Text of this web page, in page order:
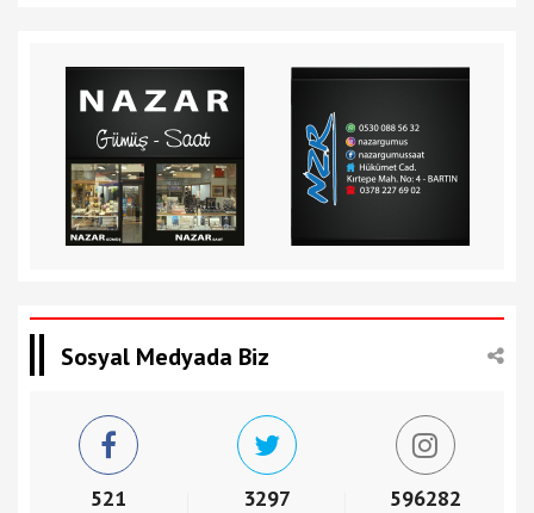
Sosyal Medyada Biz
521 3297 596282